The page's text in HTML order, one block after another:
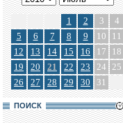
1 2 3
4
5
6 7 8 9 10
11
12
13 14 15 16 17
18
19
20 21 22 23 24 25
26
27 28 29 30 31
ПОИСК